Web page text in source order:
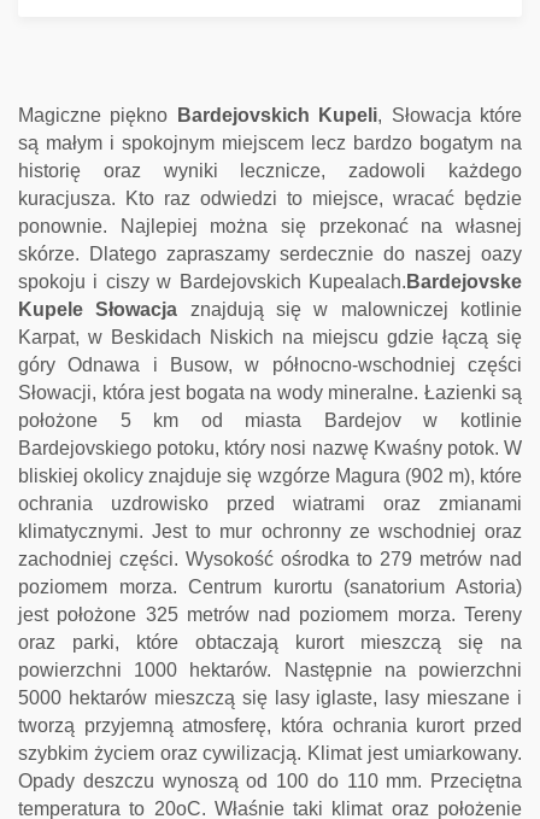
Magiczne piękno Bardejovskich Kupeli, Słowacja które
są małym i spokojnym miejscem lecz bardzo bogatym na
historię oraz wyniki lecznicze, zadowoli każdego
kuracjusza. Kto raz odwiedzi to miejsce, wracać będzie
ponownie. Najlepiej można się przekonać na własnej
skórze. Dlatego zapraszamy serdecznie do naszej oazy
spokoju i ciszy w Bardejovskich Kupealach. Bardejovske
Kupele Słowacja znajdują się w malowniczej kotlinie
Karpat, w Beskidach Niskich na miejscu gdzie łączą się
góry Odnawa i Busow, w północno-wschodniej części
Słowacji, która jest bogata na wody mineralne. Łazienki są
położone 5 km od miasta Bardejov w kotlinie
Bardejovskiego potoku, który nosi nazwę Kwaśny potok. W
bliskiej okolicy znajduje się wzgórze Magura (902 m), które
ochrania uzdrowisko przed wiatrami oraz zmianami
klimatycznymi. Jest to mur ochronny ze wschodniej oraz
zachodniej części. Wysokość ośrodka to 279 metrów nad
poziomem morza. Centrum kurortu (sanatorium Astoria)
jest położone 325 metrów nad poziomem morza. Tereny
oraz parki, które obtaczają kurort mieszczą się na
powierzchni 1000 hektarów. Następnie na powierzchni
5000 hektarów mieszczą się lasy iglaste, lasy mieszane i
tworzą przyjemną atmosferę, która ochrania kurort przed
szybkim życiem oraz cywilizacją. Klimat jest umiarkowany.
Opady deszczu wynoszą od 100 do 110 mm. Przeciętna
temperatura to 20oC. Właśnie taki klimat oraz położenie